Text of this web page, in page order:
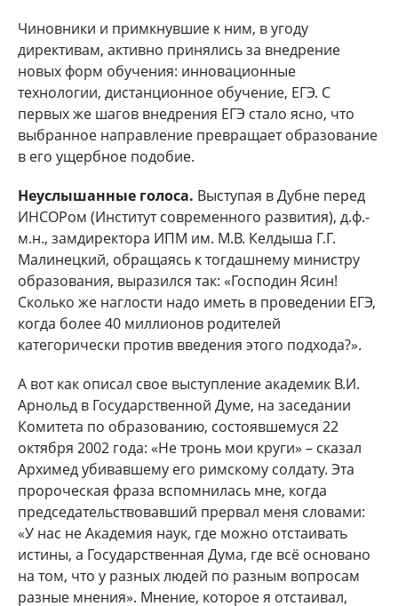
Чиновники и примкнувшие к ним, в угоду
директивам, активно принялись за внедрение
новых форм обучения: инновационные
технологии, дистанционное обучение, ЕГЭ. С
первых же шагов внедрения ЕГЭ стало ясно, что
выбранное направление превращает образование
в его ущербное подобие.
Неуслышанные голоса. Выступая в Дубне перед
ИНСОРом (Институт современного развития), д.ф.-
м.н., замдиректора ИПМ им. М.В. Келдыша Г.Г.
Малинецкий, обращаясь к тогдашнему министру
образования, выразился так: «Господин Ясин!
Сколько же наглости надо иметь в проведении ЕГЭ,
когда более 40 миллионов родителей
категорически против введения этого подхода?».
А вот как описал свое выступление академик В.И.
Арнольд в Государственной Думе, на заседании
Комитета по образованию, состоявшемуся 22
октября 2002 года: «Не тронь мои круги» – сказал
Архимед убивавшему его римскому солдату. Эта
пророческая фраза вспомнилась мне, когда
председательствовавший прервал меня словами:
«У нас не Академия наук, где можно отстаивать
истины, а Государственная Дума, где всё основано
на том, что у разных людей по разным вопросам
разные мнения». Мнение, которое я отстаивал,